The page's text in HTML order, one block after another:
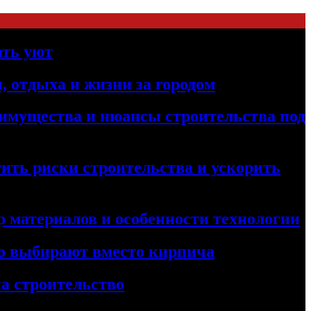
уют
отдыха и жизни за городом
и нюансы строительства под
риски строительства и ускорить
и особенности технологии
выбирают вместо кирпича
строительство